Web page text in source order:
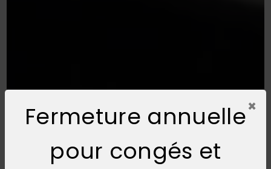
Fermeture annuelle
pour congés et
×